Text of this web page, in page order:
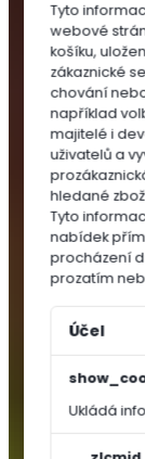
Tyto
webové
košíku,
zákaznické
chování
například
majitelé i
uživatelů a
hledané
Tyto
nabídek
procházení
prozatím
Účel
Ukládá
SEMÍNKA